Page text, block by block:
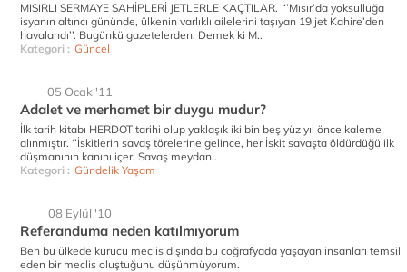
MISIRLI SERMAYE SAHİPLERİ JETLERLE KAÇTILAR. ‘’Mısır’da yoksulluğa
isyanın altıncı gününde, ülkenin varlıklı ailelerini taşıyan 19 jet Kahire’den
havalandı’’. Bugünkü gazetelerden. Demek ki M..
Kategori : Güncel
05 Ocak '11
Adalet ve merhamet bir duygu mudur?
İlk tarih kitabı HERDOT tarihi olup yaklaşık iki bin beş yüz yıl önce kaleme
alınmıştır. ‘’İskitlerin savaş törelerine gelince, her İskit savaşta öldürdüğü ilk
düşmanının kanını içer. Savaş meydan..
Kategori : Gündelik Yaşam
08 Eylül '10
Referanduma neden katılmıyorum
Ben bu ülkede kurucu meclis dışında bu coğrafyada yaşayan insanları temsil
eden bir meclis oluştuğunu düşünmüyorum.